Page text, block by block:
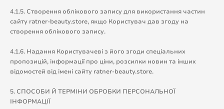
4.1.5. Створення облікового запису для використання частин
сайту ratner-beauty.store, якщо Користувач дав згоду на
створення облікового запису.
4.1.6. Надання Користувачеві з його згоди спеціальних
пропозицій, інформації про ціни, розсилки новин та інших
відомостей від імені сайту ratner-beauty.store.
5. СПОСОБИ Й ТЕРМІНИ ОБРОБКИ ПЕРСОНАЛЬНОЇ
ІНФОРМАЦІЇ